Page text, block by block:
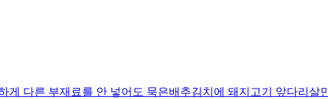
다른 부재료를 안 넣어도 묵은배추김치에 돼지고기 앞다리살